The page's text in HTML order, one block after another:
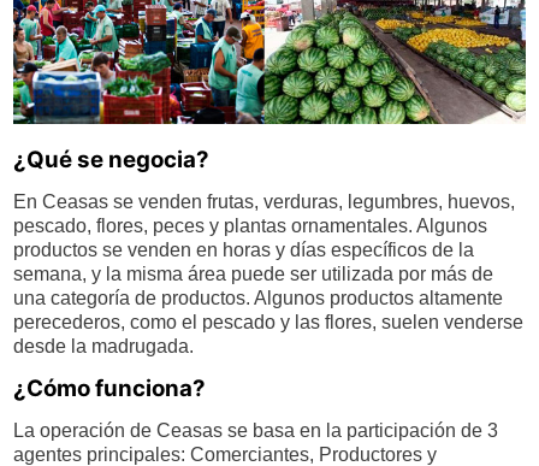
¿Qué se negocia?
En Ceasas se venden frutas, verduras, legumbres, huevos,
pescado, flores, peces y plantas ornamentales. Algunos
productos se venden en horas y días específicos de la
semana, y la misma área puede ser utilizada por más de
una categoría de productos. Algunos productos altamente
perecederos, como el pescado y las flores, suelen venderse
desde la madrugada.
¿Cómo funciona?
La operación de Ceasas se basa en la participación de 3
agentes principales: Comerciantes, Productores y